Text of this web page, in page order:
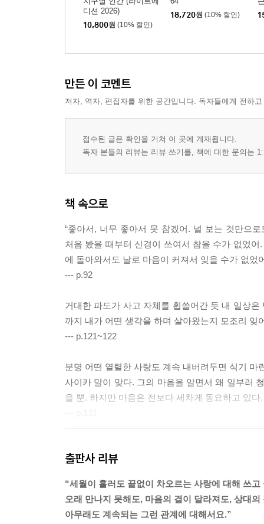
디션 2026)
10,800원 (10% 할인)
18,720원 (10% 할인)
만든 이 코멘트
저자, 역자, 편집자를 위한 공간입니다. 독자들에게 전하
접수된 글은 확인을 거쳐 이 곳에 게재됩니다.
독자 분들의 리뷰는 리뷰 쓰기를, 책에 대한 문의는
책 속으로
“좋아서, 너무 좋아서 못 참겠어. 널 보는 것만으
처음 봤을 때부터 신경이 쓰여서 참을 수가 없었
에 돌아와서도 날로 마음이 커져서 잊을 수가 없었
--- p.92
거대한 파도가 사고 자체를 휩쓸어간 듯 내 일상
까지 내가 어떤 생각을 하며 살아왔는지 모조리 잊
--- p.121~122
분명 어떤 열렬한 사랑도 계속 내버려두면 식기
사이카 말이 맞다. 그의 마음을 알면서 왜 일부러
을 뿐. 하지만 마음은 전보다 세차게 동요하고 있다.
언젠가 사이카가 혼잣말처럼 했던 말이 떠올랐다.
필요가 없다니, 멋져.”
--- p.298
출판사 리뷰
“세월이 흘러도 끝없이 차오르는 사랑에 대해 쓰고
오래 만나지 못해도, 마음의 결이 달라져도, 상대의
아무래도 계속되는 그런 관계에 대해서요.”